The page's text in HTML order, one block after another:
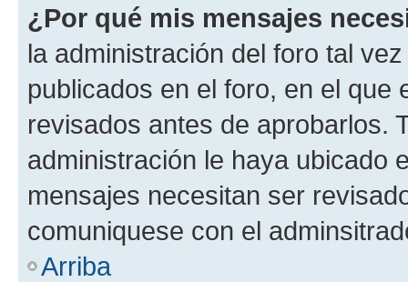
¿Por qué mis mensajes
la administración del foro tal
publicados en el foro, en el
revisados antes de aprobarlos.
administración le haya ubicado
mensajes necesitan ser
comuniquese con el
Arriba